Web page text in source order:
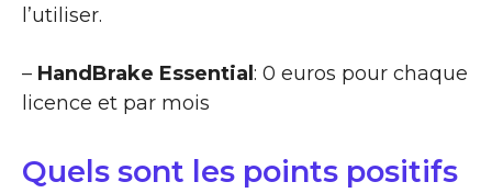
l’utiliser.
– HandBrake Essential : 0 euros pour chaque
licence et par mois
Quels sont les points positifs